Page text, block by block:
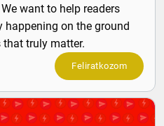
want to help readers
happening on the ground
that truly matter.
Feliratkozom